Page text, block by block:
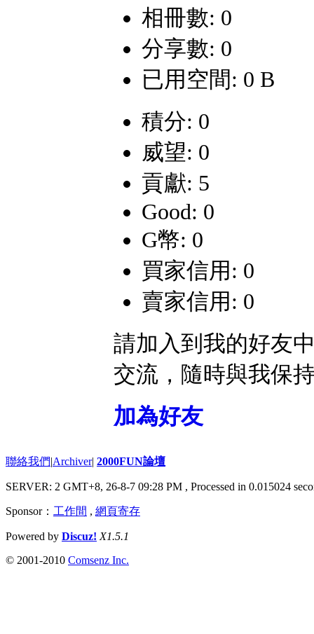
相冊數: 0
分享數: 0
已用空間: 0 B
積分: 0
威望: 0
貢獻: 5
Good: 0
G幣: 0
買家信用: 0
賣家信用: 0
請加入到我的好友
交流，隨時與我保
加為好友
聯絡我們|Archiver| 2000FUN論壇
SERVER: 2 GMT+8, 26-8-7 09:28 PM , Processed in 0.015024
Sponsor： 工作間 , 網頁寄存
Powered by Discuz! X1.5.1
© 2001-2010 Comsenz Inc.